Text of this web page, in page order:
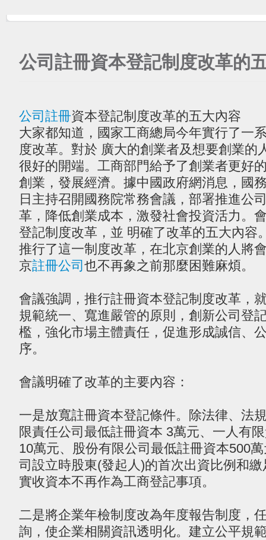
公司註冊資本登記制度改革的
公司註冊資本登記制度改革的五大內容
大家都知道，國家工商總局今年實行了一
度改革。對於 廣大的創業者及想要創業的
很好的開端。工商部門給予了創業者更好
創業，發展經濟。據中國政府網消息，國
日主持召開國務院常務會議，部署推進公
革，降低創業成本，激發社會投資活力。
登記制度改革，並 明確了改革的五大內容
推行了這一制度改革，在北京創業的人將
京註冊公司 也不再象之前那麼困難麻煩。
會議強調，推行註冊資本登記制度改革，
規範統一、寬進嚴管的原則，創新公司登
檻，強化市場主體責任，促進形成誠信、
序。
會議明確了改革的主要內容：
一是放寬註冊資本登記條件。除法律、法
限責任公司最低註冊資本 3萬元、一人有
10萬元、股份有限公司最低註冊資本500
司設立時股東(發起人)的首次出資比例和
實收資本不再作為工商登記事項。
二是將企業年檢制度改為年度報告制度，
詢，使企業相關資訊透明化。建立公平規